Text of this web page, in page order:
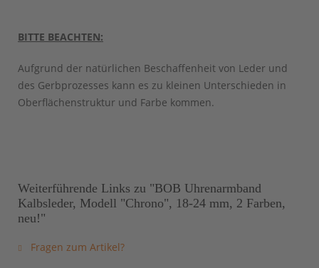
BITTE BEACHTEN:
Aufgrund der natürlichen Beschaffenheit von Leder und
des Gerbprozesses kann es zu kleinen Unterschieden in
Oberflächenstruktur und Farbe kommen.
Weiterführende Links zu "BOB Uhrenarmband
Kalbsleder, Modell "Chrono", 18-24 mm, 2 Farben,
neu!"
Fragen zum Artikel?